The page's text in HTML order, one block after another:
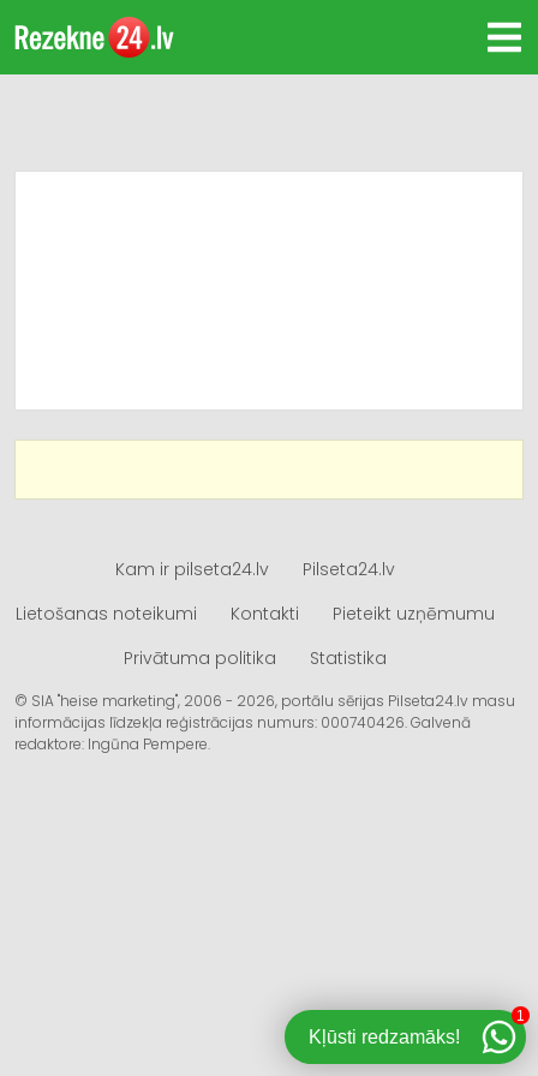
Kam ir pilseta24.lv
Pilseta24.lv
Lietošanas noteikumi
Kontakti
Pieteikt uzņēmumu
Privātuma politika
Statistika
© SIA "heise marketing", 2006 - 2026, portālu sērijas Pilseta24.lv masu
informācijas līdzekļa reģistrācijas numurs: 000740426. Galvenā
redaktore: Ingūna Pempere.
Kļūsti redzamāks!
1